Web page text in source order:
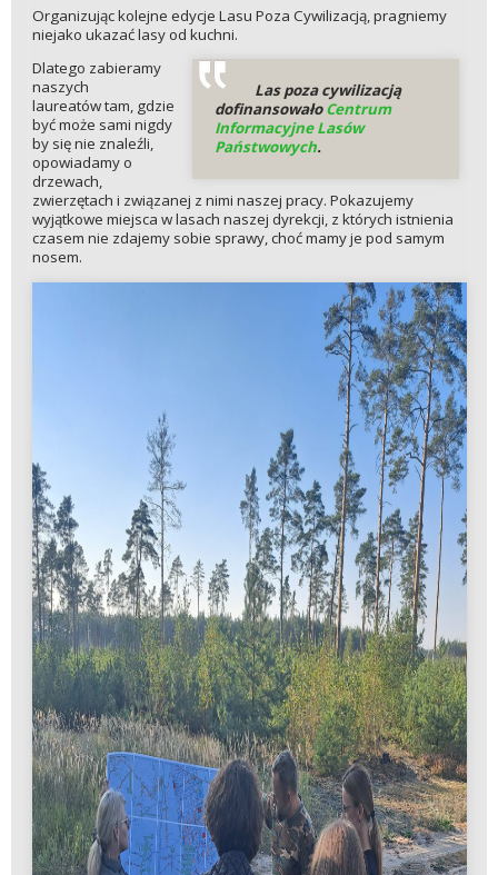
Organizując kolejne edycje Lasu Poza Cywilizacją, pragniemy
niejako ukazać lasy od kuchni.
Las poza cywilizacją
dofinansowałoCentrum
Informacyjne Lasów
Państwowych.
Dlatego zabieramy
naszych
laureatów tam, gdzie
być może sami nigdy
by się nie znaleźli,
opowiadamy o
drzewach,
zwierzętach i związanej z nimi naszej pracy. Pokazujemy
wyjątkowe miejsca w lasach naszej dyrekcji, z których istnienia
czasem nie zdajemy sobie sprawy, choć mamy je pod samym
nosem.